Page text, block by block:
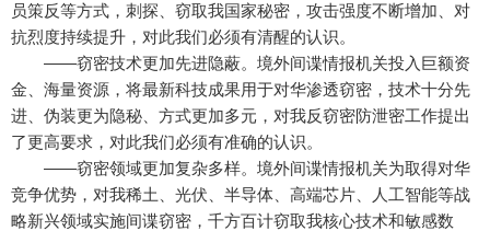
员策反等方式，刺探、窃取我国家秘密，攻击强度不断增加、对
抗烈度持续提升，对此我们必须有清醒的认识。
——窃密技术更加先进隐蔽。境外间谍情报机关投入巨额资
金、海量资源，将最新科技成果用于对华渗透窃密，技术十分先
进、伪装更为隐秘、方式更加多元，对我反窃密防泄密工作提出
了更高要求，对此我们必须有准确的认识。
——窃密领域更加复杂多样。境外间谍情报机关为取得对华
竞争优势，对我稀土、光伏、半导体、高端芯片、人工智能等战
略新兴领域实施间谍窃密，千方百计窃取我核心技术和敏感数